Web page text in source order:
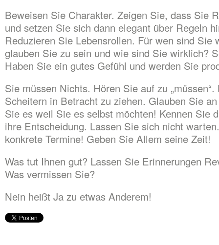
Beweisen Sie Charakter. Zeigen Sie, dass Sie
und setzen Sie sich dann elegant über Regeln
Reduzieren Sie Lebensrollen. Für wen sind Sie
glauben Sie zu sein und wie sind Sie wirklich?
Haben Sie ein gutes Gefühl und werden Sie
Sie müssen Nichts. Hören Sie auf zu
Scheitern in Betracht zu ziehen. Glauben Sie
Sie es weil Sie es selbst möchten! Kennen Sie
ihre Entscheidung. Lassen Sie sich nicht
konkrete Termine! Geben Sie Allem seine Zeit!
Was tut Ihnen gut? Lassen Sie Erinnerungen
Was vermissen Sie?
Nein heißt Ja zu etwas Anderem!